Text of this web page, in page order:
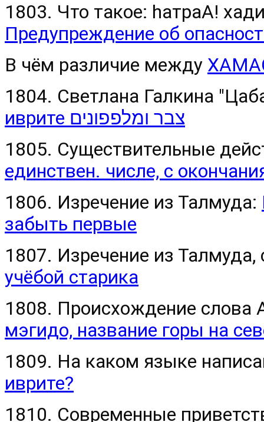
1803. Что такое: hатраА!
Предупреждение об
В чём различие между
1804. Светлана Галкина
иврите צבר ומלפפונים
1805. Существительные
единствен. числе, с
1806. Изречение из Талмуда:
забыть первые
1807. Изречение из Талмуда,
учёбой старика
1808. Происхождение слова
мэгидо, название горы на
1809. На каком языке
иврите?
1810. Современные